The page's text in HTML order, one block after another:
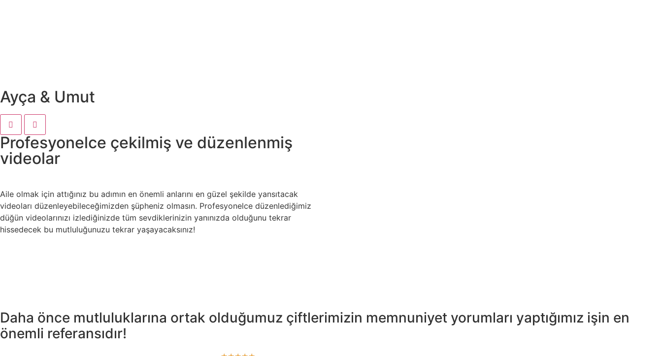
Ayça & Umut
Profesyonelce çekilmiş ve düzenlenmiş
videolar
Aile olmak için attığınız bu adımın en önemli anlarını en güzel şekilde yansıtacak
videoları düzenleyebileceğimizden şüpheniz olmasın. Profesyonelce düzenlediğimiz
düğün videolarınızı izlediğinizde tüm sevdiklerinizin yanınızda olduğunu tekrar
hissedecek bu mutluluğunuzu tekrar yaşayacaksınız!
Daha önce mutluluklarına ortak olduğumuz çiftlerimizin memnuniyet yorumları yaptığımız işin en
önemli referansıdır!